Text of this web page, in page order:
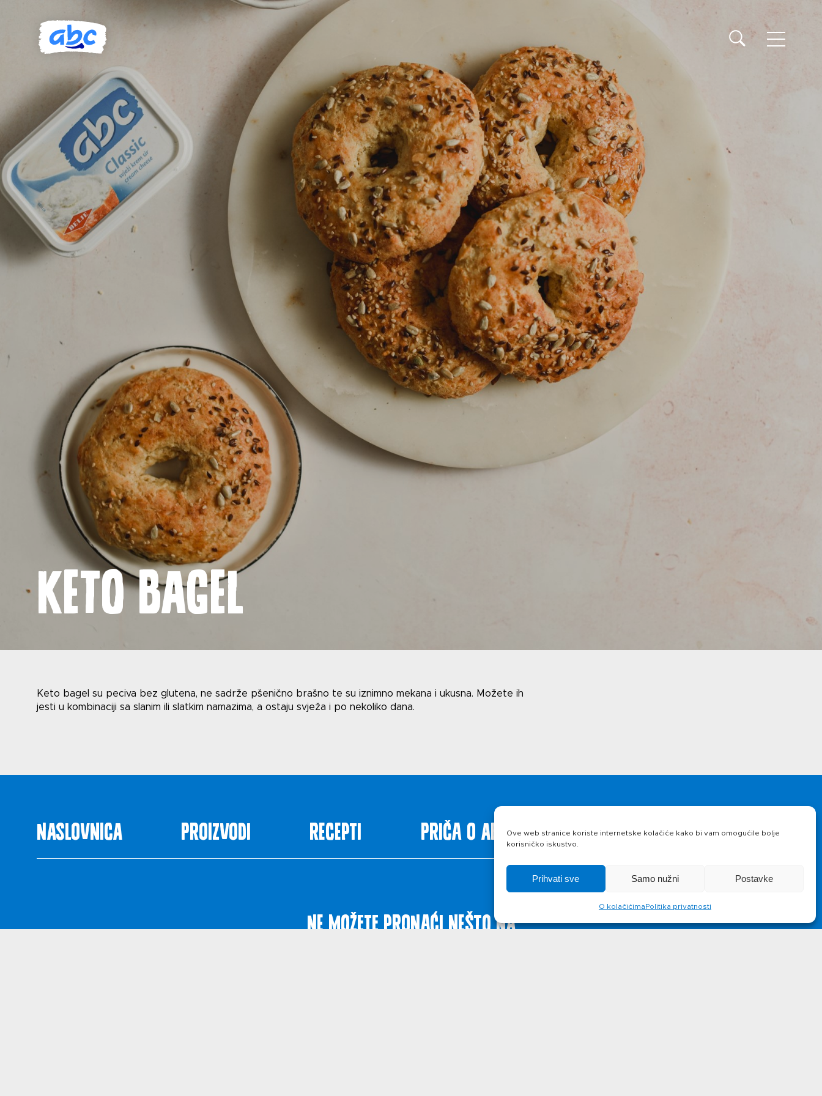
Ove web stranice koriste internetske kolačiće kako bi vam omogućile bolje
korisničko iskustvo.
Prihvati sve Samo nužni Postavke
O kolačićimaPolitika privatnosti
Naslovnica
Proizvodi
Recepti
Priča o ABC siru
Novosti
Kontakt
Uvjeti korištenja
Keto bagel
Keto bagel su peciva bez glutena, ne sadrže pšenično brašno te su iznimno mekana i ukusna. Možete ih
jesti u kombinaciji sa slanim ili slatkim namazima, a ostaju svježa i po nekoliko dana.
Naslovnica Proizvodi Recepti Priča o ABC siru Novosti Kontakt
Ne možete pronaći nešto na